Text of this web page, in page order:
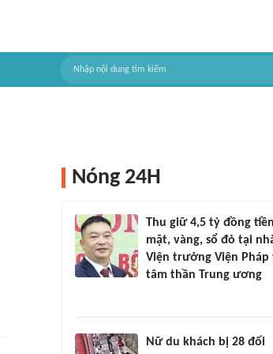
Nóng 24H
Thu giữ 4,5 tỷ đồng tiền
mặt, vàng, sổ đỏ tại
Viện trưởng Viện Pháp
tâm thần Trung ương
Nữ du khách bị 28 đối